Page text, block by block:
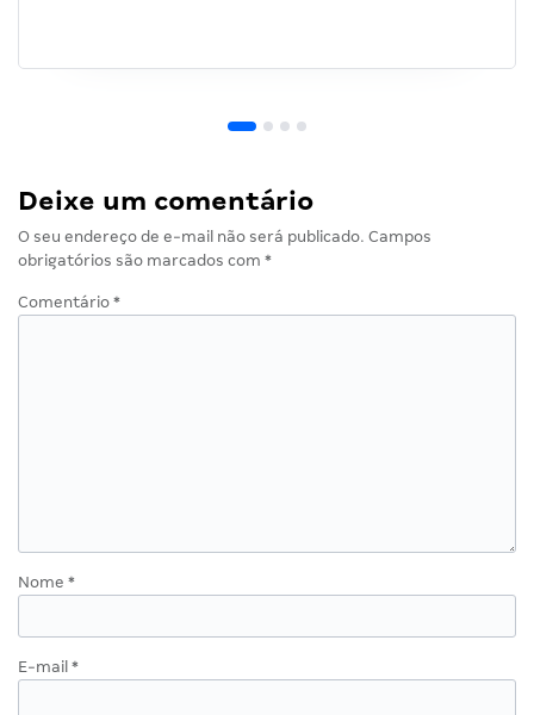
Deixe um comentário
O seu endereço de e-mail não será publicado. Campos
obrigatórios são marcados com *
Comentário *
Nome *
E-mail *